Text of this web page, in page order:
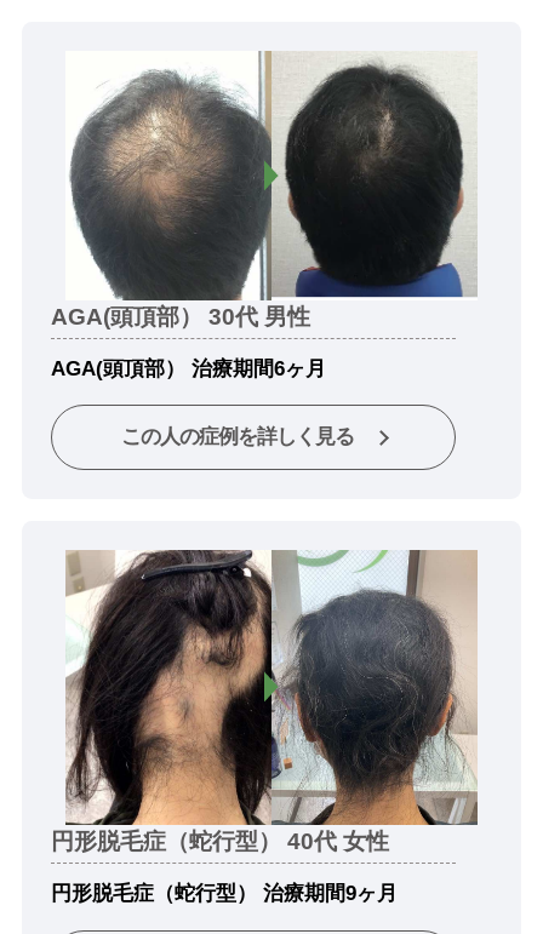
AGA(頭頂部） 30代 男性
AGA(頭頂部） 治療期間6ヶ月
この人の症例を詳しく見る
円形脱毛症（蛇行型） 40代 女性
円形脱毛症（蛇行型） 治療期間9ヶ月